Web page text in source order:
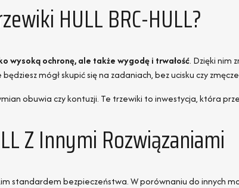
HULL BRC-HULL?
wysoką ochronę, ale także wygodę i trwałość. Dzięki nim
mógł skupić się na zadaniach, bez ucisku czy
obuwia czy kontuzji. Te trzewiki to inwestycja, która
Z Innymi Rozwiązaniami
standardem bezpieczeństwa. W porównaniu do innych